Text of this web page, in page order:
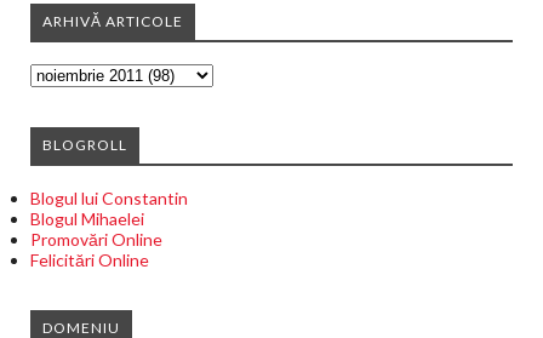
ARHIVĂ ARTICOLE
BLOGROLL
Blogul lui Constantin
Blogul Mihaelei
Promovări Online
Felicitări Online
DOMENIU